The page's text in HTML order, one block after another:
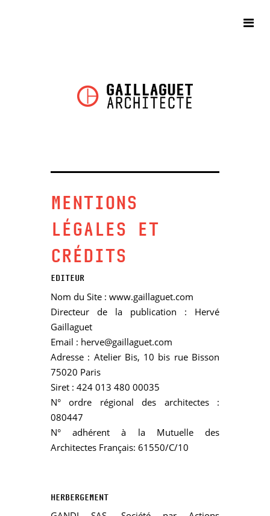
MENTIONS
LÉGALES ET
CRÉDITS
EDITEUR
Nom du Site : www.gaillaguet.com
Directeur de la publication : Hervé
Gaillaguet
Email : herve@gaillaguet.com
Adresse : Atelier Bis, 10 bis rue Bisson
75020 Paris
Siret : 424 013 480 00035
N° ordre régional des architectes :
080447
N° adhérent à la Mutuelle des
Architectes Français: 61550/C/10
HERBERGEMENT